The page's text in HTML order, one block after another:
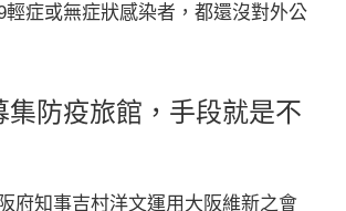
輕症或無症狀感染者，都還沒對外公
集防疫旅館，手段就是不
府知事吉村洋文運用大阪維新之會